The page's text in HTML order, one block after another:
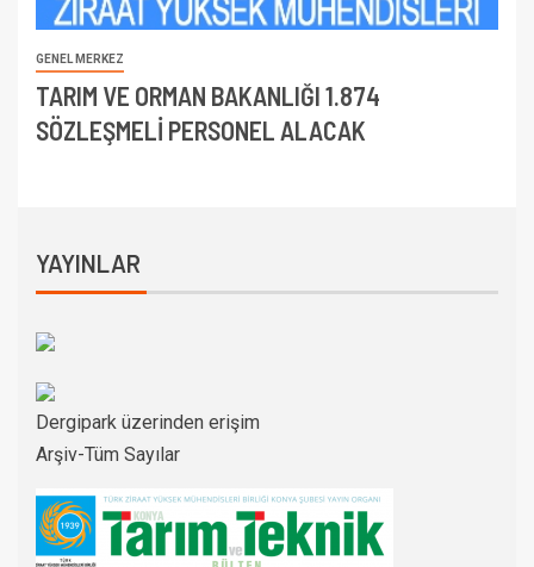
GENEL MERKEZ
TARIM VE ORMAN BAKANLIĞI 1.874
SÖZLEŞMELİ PERSONEL ALACAK
YAYINLAR
Dergipark üzerinden erişim
Arşiv-Tüm Sayılar